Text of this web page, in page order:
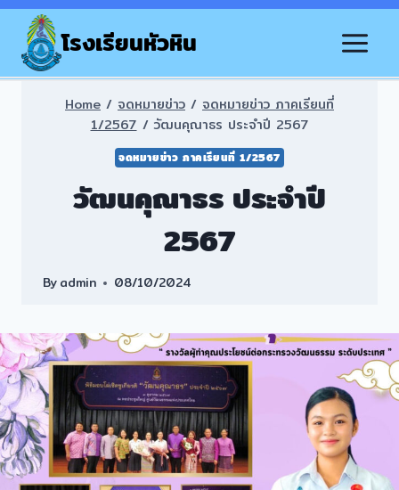
Skip
contentโรงเรียนหัวหิน
Home / จดหมายข่าว / จดหมายข่าว ภาคเรียนที่
1/2567 / วัฒนคุณาธร ประจำปี 2567
จดหมายข่าว ภาคเรียนที่ 1/2567
วัฒนคุณาธร ประจำปี
2567
Byadmin 08/10/2024